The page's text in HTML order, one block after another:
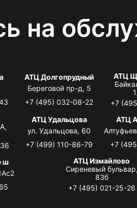
на
АТЦ Долгопрудный
Береговой пр-д, 5
+7 (495) 032-08-22
АТЦ
+7
АТЦ Удальцова
ул. Удальцова, 60
+7 (499) 110-86-79
АТЦ
+7
ш
АТЦ Измайлово
Сиреневый бульвар,
83б
+7 (495) 021-25-26